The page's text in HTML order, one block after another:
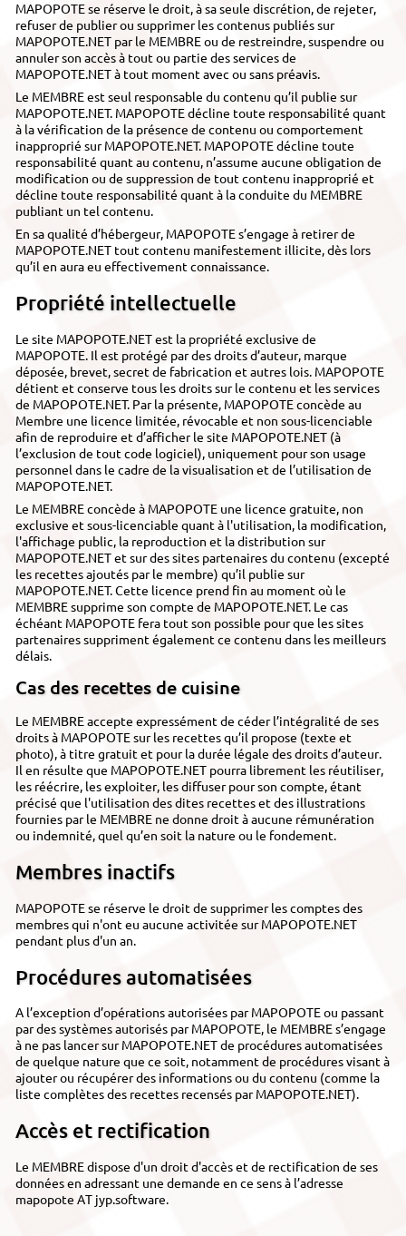
MAPOPOTE se réserve le droit, à sa seule discrétion, de rejeter,
refuser de publier ou supprimer les contenus publiés sur
MAPOPOTE.NET par le MEMBRE ou de restreindre, suspendre ou
annuler son accès à tout ou partie des services de
MAPOPOTE.NET à tout moment avec ou sans préavis.
Le MEMBRE est seul responsable du contenu qu’il publie sur
MAPOPOTE.NET. MAPOPOTE décline toute responsabilité quant
à la vérification de la présence de contenu ou comportement
inapproprié sur MAPOPOTE.NET. MAPOPOTE décline toute
responsabilité quant au contenu, n’assume aucune obligation de
modification ou de suppression de tout contenu inapproprié et
décline toute responsabilité quant à la conduite du MEMBRE
publiant un tel contenu.
En sa qualité d’hébergeur, MAPOPOTE s’engage à retirer de
MAPOPOTE.NET tout contenu manifestement illicite, dès lors
qu’il en aura eu effectivement connaissance.
Propriété intellectuelle
Le site MAPOPOTE.NET est la propriété exclusive de
MAPOPOTE. Il est protégé par des droits d’auteur, marque
déposée, brevet, secret de fabrication et autres lois. MAPOPOTE
détient et conserve tous les droits sur le contenu et les services
de MAPOPOTE.NET. Par la présente, MAPOPOTE concède au
Membre une licence limitée, révocable et non sous-licenciable
afin de reproduire et d’afficher le site MAPOPOTE.NET (à
l’exclusion de tout code logiciel), uniquement pour son usage
personnel dans le cadre de la visualisation et de l’utilisation de
MAPOPOTE.NET.
Le MEMBRE concède à MAPOPOTE une licence gratuite, non
exclusive et sous-licenciable quant à l'utilisation, la modification,
l'affichage public, la reproduction et la distribution sur
MAPOPOTE.NET et sur des sites partenaires du contenu (excepté
les recettes ajoutés par le membre) qu’il publie sur
MAPOPOTE.NET. Cette licence prend fin au moment où le
MEMBRE supprime son compte de MAPOPOTE.NET. Le cas
échéant MAPOPOTE fera tout son possible pour que les sites
partenaires suppriment également ce contenu dans les meilleurs
délais.
Cas des recettes de cuisine
Le MEMBRE accepte expressément de céder l’intégralité de ses
droits à MAPOPOTE sur les recettes qu’il propose (texte et
photo), à titre gratuit et pour la durée légale des droits d’auteur.
Il en résulte que MAPOPOTE.NET pourra librement les réutiliser,
les réécrire, les exploiter, les diffuser pour son compte, étant
précisé que l'utilisation des dites recettes et des illustrations
fournies par le MEMBRE ne donne droit à aucune rémunération
ou indemnité, quel qu’en soit la nature ou le fondement.
Membres inactifs
MAPOPOTE se réserve le droit de supprimer les comptes des
membres qui n'ont eu aucune activitée sur MAPOPOTE.NET
pendant plus d'un an.
Procédures automatisées
A l’exception d’opérations autorisées par MAPOPOTE ou passant
par des systèmes autorisés par MAPOPOTE, le MEMBRE s’engage
à ne pas lancer sur MAPOPOTE.NET de procédures automatisées
de quelque nature que ce soit, notamment de procédures visant à
ajouter ou récupérer des informations ou du contenu (comme la
liste complètes des recettes recensés par MAPOPOTE.NET).
Accès et rectification
Le MEMBRE dispose d'un droit d'accès et de rectification de ses
données en adressant une demande en ce sens à l’adresse
mapopote AT jyp.software.